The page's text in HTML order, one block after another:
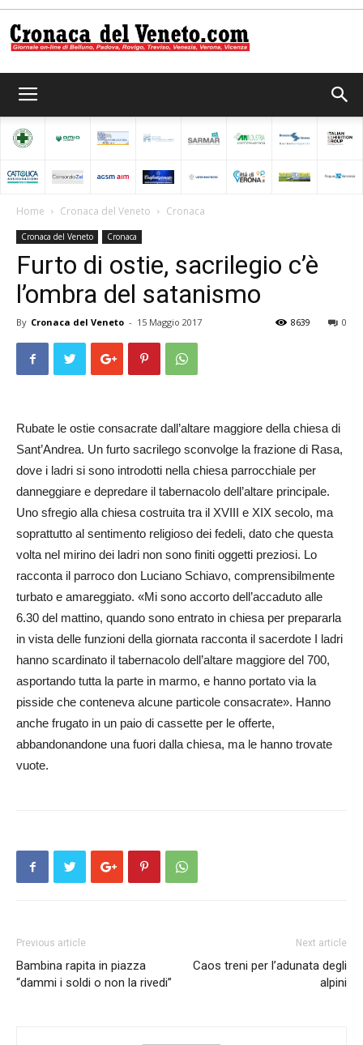
del
Home Cronaca del Veneto Cronaca
Cronaca del Veneto Cronaca
Furto di ostie, sacrilegio c’è
l’ombra del satanismo
By Cronaca del Veneto - 15 Maggio 2017 0
8639
Rubate le ostie consacrate dall’altare maggiore della chiesa di
Sant’Andrea. Un furto sacrilego sconvolge la frazione di Rasa,
dove i ladri si sono introdotti nella chiesa parrocchiale per
danneggiare e depredare il tabernacolo dell’altare principale.
Uno sfregio alla chiesa costruita tra il XVIII e XIX secolo, ma
soprattutto al sentimento religioso dei fedeli, dato che questa
volta nel mirino dei ladri non sono finiti oggetti preziosi. Lo
racconta il parroco don Luciano Schiavo, comprensibilmente
turbato e amareggiato. «Mi sono accorto dell’accaduto alle
6.30 del mattino, quando sono entrato in chiesa per prepararla
in vista delle funzioni della giornata racconta il sacerdote I ladri
hanno scardinato il tabernacolo dell’altare maggiore del 700,
asportando tutta la parte in marmo, e hanno portato via la
pisside che conteneva alcune particole consacrate». Hanno
anche frugato in un paio di cassette per le offerte,
abbandonandone una fuori dalla chiesa, ma le hanno trovate
vuote.
Previous article
Bambina rapita in piazza
“dammi i soldi o non la rivedi”
Next article
Caos treni per l’adunata degli
alpini